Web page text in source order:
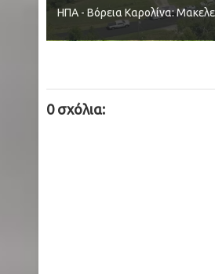
ΗΠΑ - Βόρεια Καρολίνα:
0 σχόλια: